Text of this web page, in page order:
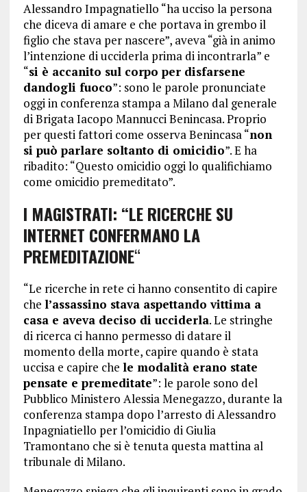
Alessandro Impagnatiello “ha ucciso la persona
che diceva di amare e che portava in grembo il
figlio che stava per nascere”, aveva “già in animo
l’intenzione di ucciderla prima di incontrarla” e
“si è accanito sul corpo per disfarsene
dandogli fuoco”: sono le parole pronunciate
oggi in conferenza stampa a Milano dal generale
di Brigata Iacopo Mannucci Benincasa. Proprio
per questi fattori come osserva Benincasa “non
si può parlare soltanto di omicidio”. E ha
ribadito: “Questo omicidio oggi lo qualifichiamo
come omicidio premeditato”.
I MAGISTRATI: “LE RICERCHE SU
INTERNET CONFERMANO LA
PREMEDITAZIONE“
“Le ricerche in rete ci hanno consentito di capire
che l’assassino stava aspettando vittima a
casa e aveva deciso di ucciderla. Le stringhe
di ricerca ci hanno permesso di datare il
momento della morte, capire quando è stata
uccisa e capire che le modalità erano state
pensate e premeditate”: le parole sono del
Pubblico Ministero Alessia Menegazzo, durante la
conferenza stampa dopo l’arresto di Alessandro
Inpagniatiello per l’omicidio di Giulia
Tramontano che si è tenuta questa mattina al
tribunale di Milano.